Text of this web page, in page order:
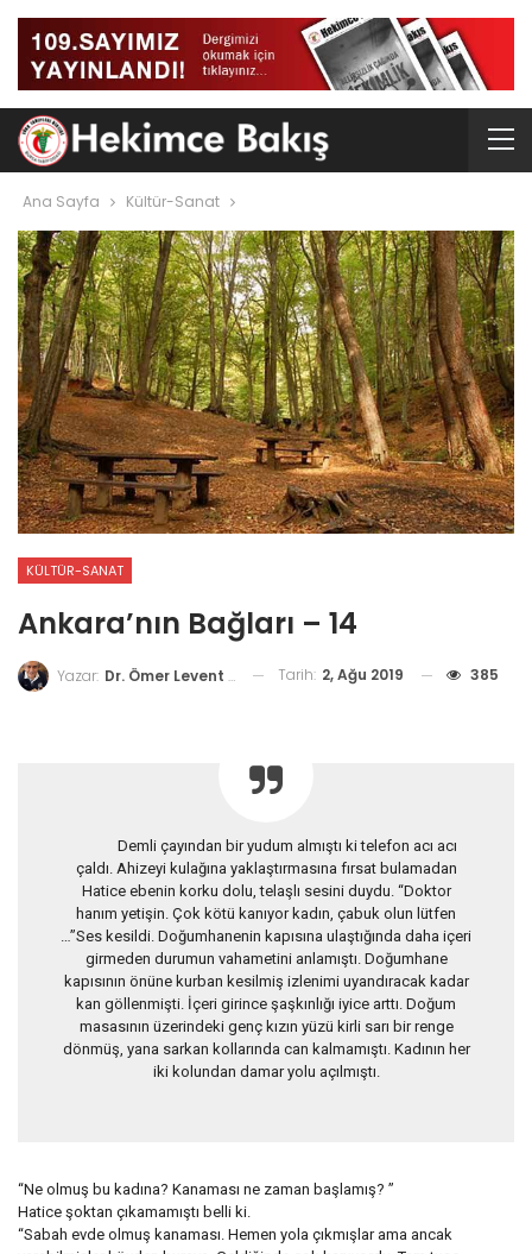
Ana Sayfa Kültür-Sanat
KÜLTÜR-SANAT
Ankara’nın Bağları – 14
Yazar: Dr. Ömer Levent Soydinç Tarih: 2, Ağu 2019 385
Demli çayından bir yudum almıştı ki telefon acı acı
çaldı. Ahizeyi kulağına yaklaştırmasına fırsat bulamadan
Hatice ebenin korku dolu, telaşlı sesini duydu. “Doktor
hanım yetişin. Çok kötü kanıyor kadın, çabuk olun lütfen
…”Ses kesildi. Doğumhanenin kapısına ulaştığında daha içeri
girmeden durumun vahametini anlamıştı. Doğumhane
kapısının önüne kurban kesilmiş izlenimi uyandıracak kadar
kan göllenmişti. İçeri girince şaşkınlığı iyice arttı. Doğum
masasının üzerindeki genç kızın yüzü kirli sarı bir renge
dönmüş, yana sarkan kollarında can kalmamıştı. Kadının her
iki kolundan damar yolu açılmıştı.
“Ne olmuş bu kadına? Kanaması ne zaman başlamış? ”
Hatice şoktan çıkamamıştı belli ki.
“Sabah evde olmuş kanaması. Hemen yola çıkmışlar ama ancak